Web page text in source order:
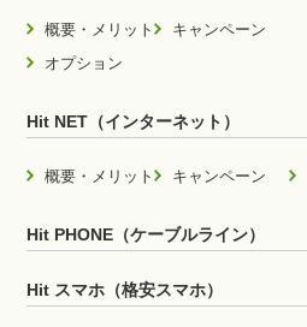
概要・メリット
キャンペーン
オプション
Hit NET（インターネット）
概要・メリット キャンペーン
Hit PHONE（ケーブルライン）
Hit スマホ（格安スマホ）